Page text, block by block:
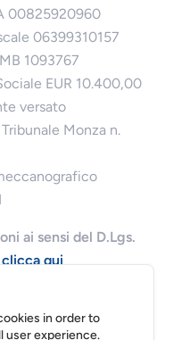
00825920960
06399310157
1093767
EUR 10.400,00
versato
Monza n.
ai sensi del D.Lgs.
clicca qui
in order to
user experience.